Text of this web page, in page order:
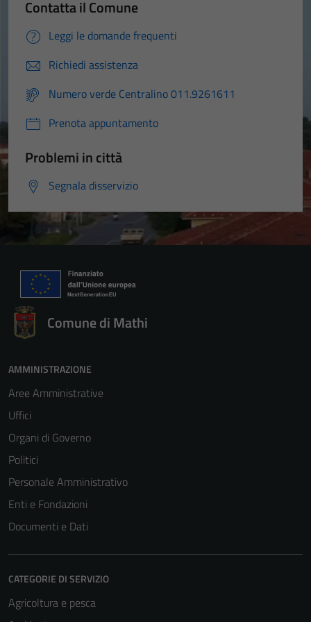
Contatta il Comune
Leggi le domande frequenti
Richiedi assistenza
Numero verde Centralino 011.9261611
Prenota appuntamento
Problemi in città
Segnala disservizio
Comune di Mathi
AMMINISTRAZIONE
Aree Amministrative
Uffici
Organi di Governo
Politici
Personale Amministrativo
Enti e Fondazioni
Documenti e Dati
CATEGORIE DI SERVIZIO
Agricoltura e pesca